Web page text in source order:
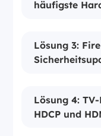
häufigste
Lösung 3:
Lösung 4:
HDCP und